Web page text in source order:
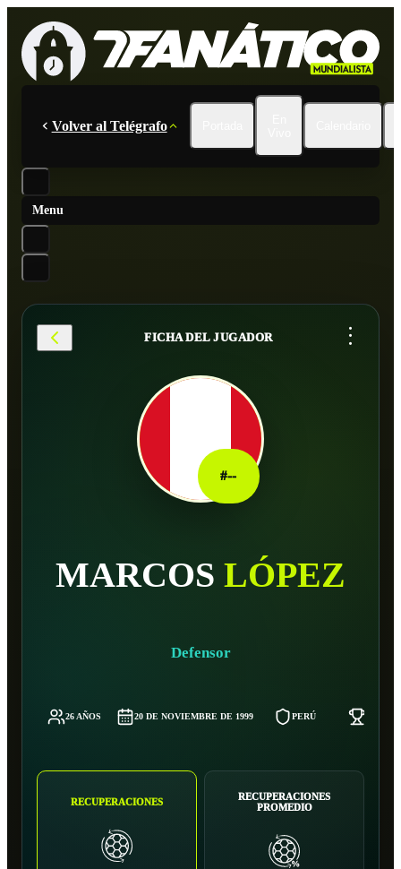
Volver al Telégrafo
Menu
FICHA DEL JUGADOR ...
#--
MARCOS LÓPEZ
Defensor
26 AÑOS 20 DE NOVIEMBRE DE 1999 PERÚ
RECUPERACIONES
RECUPERACIONES
PROMEDIO